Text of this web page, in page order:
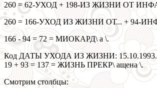
260 = 62-УХОД + 198-ИЗ ЖИЗНИ ОТ
260 = 166-УХОД ИЗ ЖИЗНИ ОТ... + 94-
166 - 94 = 72 = МИОКАРД\ а \.
Код ДАТЫ УХОДА ИЗ ЖИЗНИ: 15.10.1993.
19 + 93 = 137 = ЖИЗНЬ ПРЕКР\ ащена \.
Смотрим столбцы: